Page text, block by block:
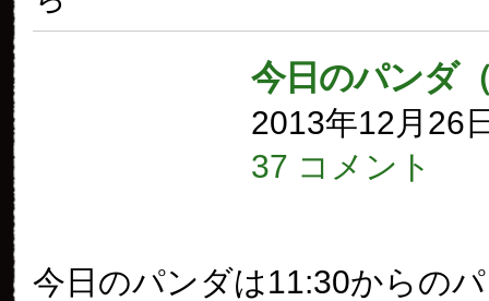
今日のパンダ
2013年12月26
37 コメント
今日のパンダは11:30からの